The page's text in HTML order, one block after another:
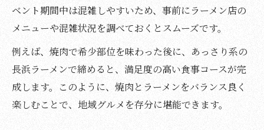
ベント期間中は混雑しやすいため、事前にラーメン店の
メニューや混雑状況を調べておくとスムーズです。
例えば、焼肉で希少部位を味わった後に、あっさり系の
長浜ラーメンで締めると、満足度の高い食事コースが完
成します。このように、焼肉とラーメンをバランス良く
楽しむことで、地域グルメを存分に堪能できます。